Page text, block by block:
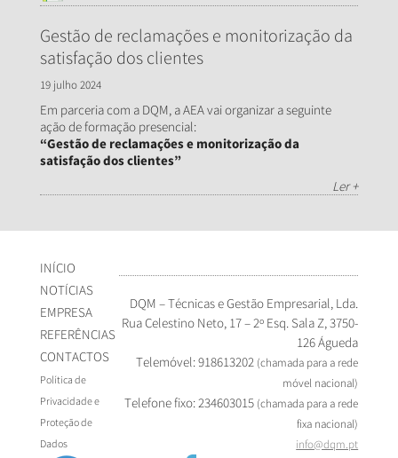
Gestão de reclamações e monitorização da
satisfação dos clientes
19 julho 2024
Em parceria com a DQM, a AEA vai organizar a seguinte
ação de formação presencial:
“Gestão de reclamações e monitorização da
satisfação dos clientes”
Ler +
INÍCIO
NOTÍCIAS
EMPRESA
REFERÊNCIAS
CONTACTOS
Política de
Privacidade e
Proteção de
Dados
DQM – Técnicas e Gestão Empresarial, Lda.
Rua Celestino Neto, 17 – 2º Esq. Sala Z, 3750-
126 Águeda
Telemóvel: 918613202 (chamada para a rede
móvel nacional)
Telefone fixo: 234603015 (chamada para a rede
fixa nacional)
info@dqm.pt